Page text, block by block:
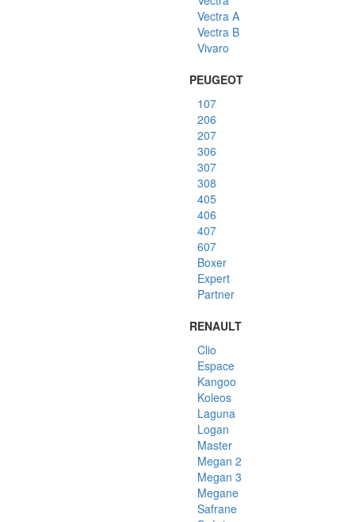
Vectra A
Vectra B
Vivaro
PEUGEOT
107
206
207
306
307
308
405
406
407
607
Boxer
Expert
Partner
RENAULT
Clio
Espace
Kangoo
Koleos
Laguna
Logan
Master
Megan 2
Megan 3
Megane
Safrane